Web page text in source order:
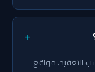
+
3 إلى 8 أسابيع حسب التعقيد. مواقع